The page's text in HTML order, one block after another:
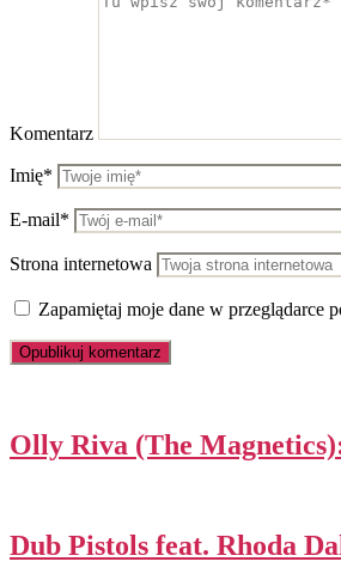
Komentarz
Imię*
E-mail*
Strona internetowa
Zapamiętaj moje dane w przeglądarce
Olly Riva (The
Dub Pistols feat. Rhoda